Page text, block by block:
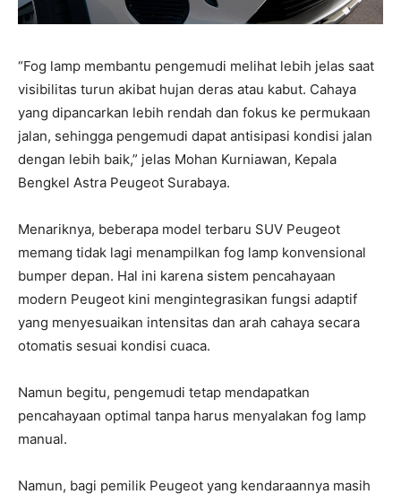
“Fog lamp membantu pengemudi melihat lebih jelas saat
visibilitas turun akibat hujan deras atau kabut. Cahaya
yang dipancarkan lebih rendah dan fokus ke permukaan
jalan, sehingga pengemudi dapat antisipasi kondisi jalan
dengan lebih baik,” jelas Mohan Kurniawan, Kepala
Bengkel Astra Peugeot Surabaya.
Menariknya, beberapa model terbaru SUV Peugeot
memang tidak lagi menampilkan fog lamp konvensional
bumper depan. Hal ini karena sistem pencahayaan
modern Peugeot kini mengintegrasikan fungsi adaptif
yang menyesuaikan intensitas dan arah cahaya secara
otomatis sesuai kondisi cuaca.
Namun begitu, pengemudi tetap mendapatkan
pencahayaan optimal tanpa harus menyalakan fog lamp
manual.
Namun, bagi pemilik Peugeot yang kendaraannya masih